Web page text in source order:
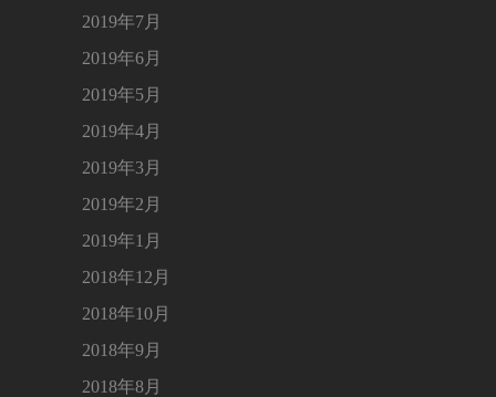
2019年7月
2019年6月
2019年5月
2019年4月
2019年3月
2019年2月
2019年1月
2018年12月
2018年10月
2018年9月
2018年8月